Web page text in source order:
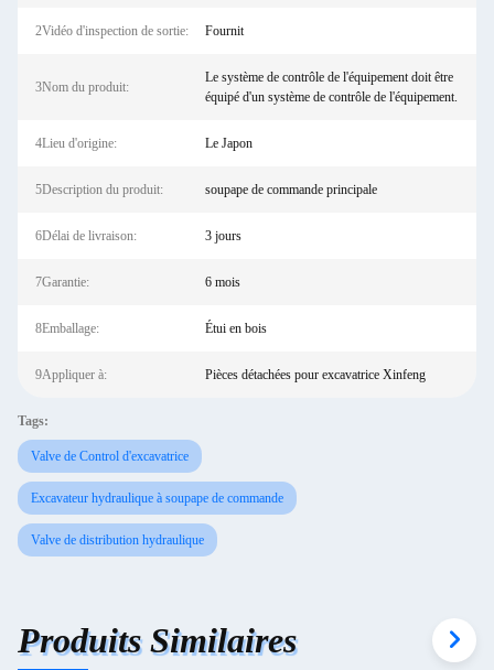
2Vidéo d'inspection de sortie: Fournit
3Nom du produit:
Le système de contrôle de l'équipement doit être
équipé d'un système de contrôle de l'équipement.
4Lieu d'origine: Le Japon
5Description du produit: soupape de commande principale
6Délai de livraison: 3 jours
7Garantie: 6 mois
8Emballage: Étui en bois
9Appliquer à: Pièces détachées pour excavatrice Xinfeng
Tags:
Valve de Control d'excavatrice
Excavateur hydraulique à soupape de commande
Valve de distribution hydraulique
Produits Similaires